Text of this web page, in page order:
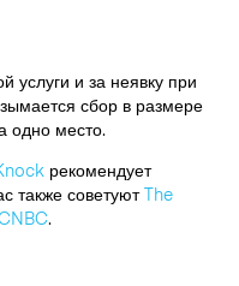
услуги и за неявку при
сбор в размере
одно место.
рекомендует
также советуютThe
.